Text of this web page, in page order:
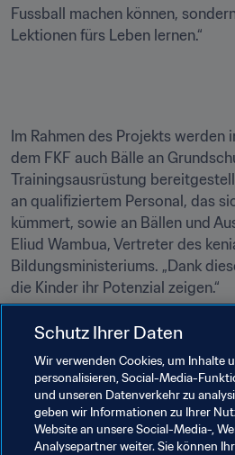
Fussball machen können,
Lektionen fürs Leben lernen.“
Im Rahmen des Projekts werden
dem FKF auch Bälle an
Trainingsausrüstung
an qualifiziertem Personal, das
kümmert, sowie an Bällen und
Eliud Wambua, Vertreter des
Bildungsministeriums. „Dank
die Kinder ihr Potenzial zeigen.“
Auch das ist „harambee“, das in
ungeschriebenes Gesetz der
„Football for Schools“ soll dafür
Gesetz Schule macht.
Schutz Ihrer Daten
Wir verwenden Cookies, um Inhalte
personalisieren, Social-Media-
und unseren Datenverkehr zu
geben wir Informationen zu Ihrer
Website an unsere Social-Media-,
Analysepartner weiter. Sie können